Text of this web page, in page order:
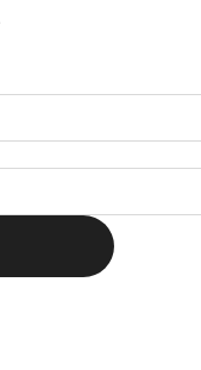
Leveos3produtospor
R$ 419,97
Selecione o tamanho